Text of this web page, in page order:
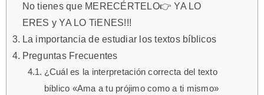
No tienes que MERECÉRTELO👉 YA LO
ERES y YA LO TiENES!!!
La importancia de estudiar los textos bíblicos
Preguntas Frecuentes
¿Cuál es la interpretación correcta del texto
bíblico «Ama a tu prójimo como a ti mismo»